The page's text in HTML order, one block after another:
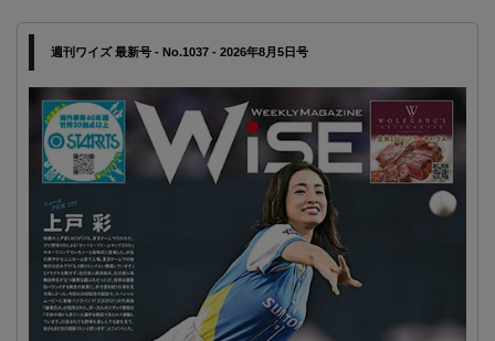
週刊ワイズ 最新号 - No.1037 - 2026年8月5日号